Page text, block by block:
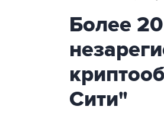
Более
Сити"